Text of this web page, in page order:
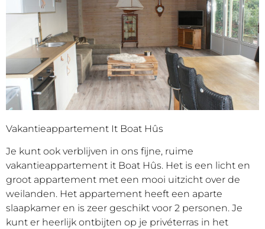
Vakantieappartement It Boat Hûs
Je kunt ook verblijven in ons fijne, ruime
vakantieappartement it Boat Hûs. Het is een licht en
groot appartement met een mooi uitzicht over de
weilanden. Het appartement heeft een aparte
slaapkamer en is zeer geschikt voor 2 personen. Je
kunt er heerlijk ontbijten op je privéterras in het